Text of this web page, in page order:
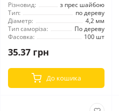
Різновид:
з прес шайбою
Тип:
по дереву
Діаметр:
4,2 мм
Тип саморіза:
По дереву
Фасовка:
100 шт
35.37 грн
До кошика